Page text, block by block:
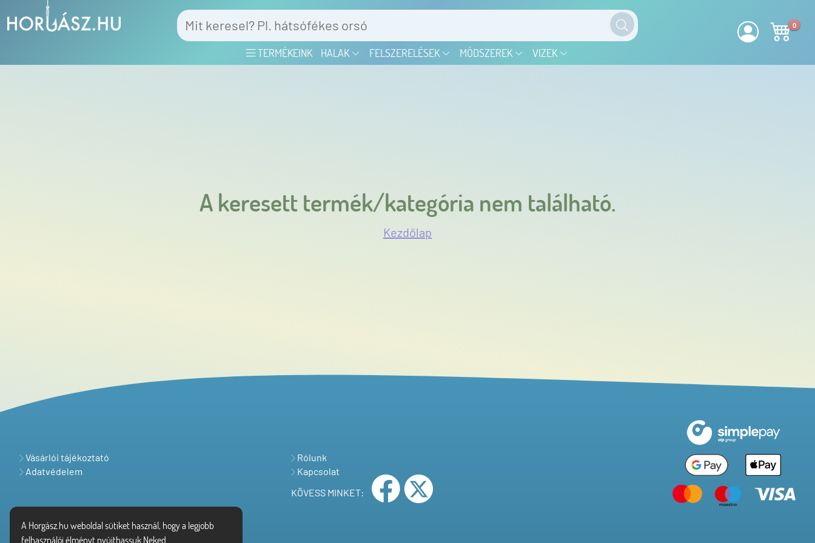
A Horgász.hu weboldal sütiket használ, hogy a legjobb
felhasználói élményt nyújthassuk Neked.
TERMÉKEINK HALAK FELSZERELÉSEK MÓDSZEREK VIZEK
0
A keresett termék/kategória nem található.
Kezdőlap
Vásárlói tájékoztató
Adatvédelem
Rólunk
Kapcsolat
KÖVESS MINKET: